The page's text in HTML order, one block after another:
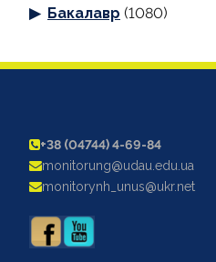
АНКЕТУВАННЯ
ДИПЛОМНІ РОБОТИ
АКРЕДИТАЦІЙНІ
АКАДЕМІЧНА
Бакалавр (1080)
+38 (04744) 4-69-84
monitorung@udau.edu.ua
monitorynh_unus@ukr.net